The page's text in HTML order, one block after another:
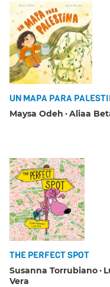
UN MAPA PARA
Maysa Odeh Aliaa
THE PERFECT SPOT
Susanna Torrubiano
Vera